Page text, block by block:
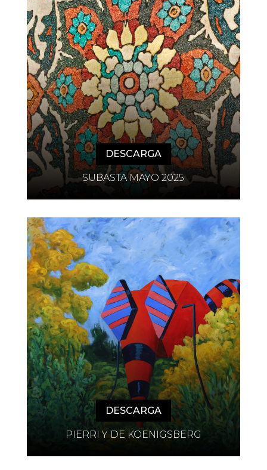
DESCARGA
SUBASTA MAYO 2025
DESCARGA
PIERRI Y DE KOENIGSBERG